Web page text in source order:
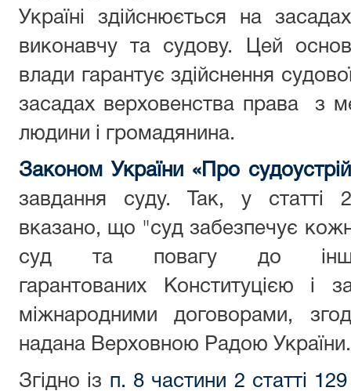
Україні здійснюється на
виконавчу та судову. Цей
влади гарантує здійснення
засадах верховенства права з
людини і громадянина.
Законом України «Про судоустрій
завдання суду. Так, у статті
вказано, що "суд забезпечує
суд та повагу до
гарантованих Конституцією і
міжнародними договорами,
надана Верховною Радою України.
Згідно із п. 8 частини 2 статті 129